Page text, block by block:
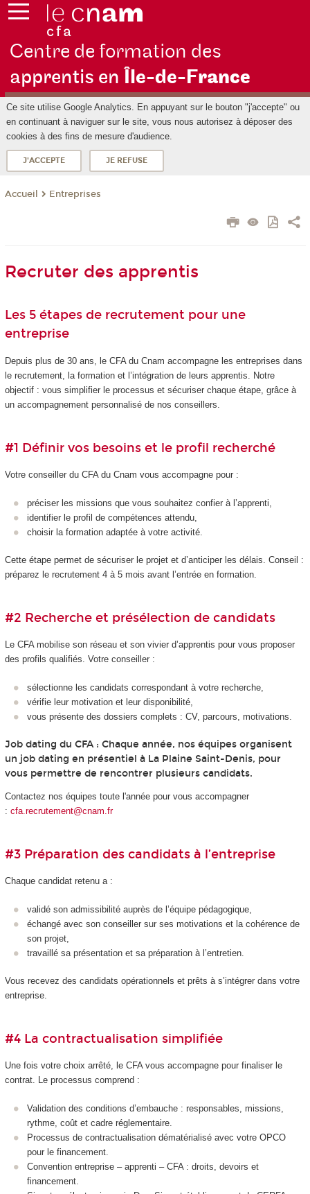
Centre de formation des
apprentis en Île-de-France
Ce site utilise Google Analytics. En appuyant sur le bouton "j'accepte" ou
en continuant à naviguer sur le site, vous nous autorisez à déposer des
cookies à des fins de mesure d'audience.
J'ACCEPTE JE REFUSE
Accueil Entreprises
Recruter des apprentis
Les 5 étapes de recrutement pour une
entreprise
Depuis plus de 30 ans, le CFA du Cnam accompagne les entreprises dans
le recrutement, la formation et l’intégration de leurs apprentis. Notre
objectif : vous simplifier le processus et sécuriser chaque étape, grâce à
un accompagnement personnalisé de nos conseillers.
#1 Définir vos besoins et le profil recherché
Votre conseiller du CFA du Cnam vous accompagne pour :
préciser les missions que vous souhaitez confier à l’apprenti,
identifier le profil de compétences attendu,
choisir la formation adaptée à votre activité.
Cette étape permet de sécuriser le projet et d’anticiper les délais. Conseil :
préparez le recrutement 4 à 5 mois avant l’entrée en formation.
#2 Recherche et présélection de candidats
Le CFA mobilise son réseau et son vivier d’apprentis pour vous proposer
des profils qualifiés. Votre conseiller :
sélectionne les candidats correspondant à votre recherche,
vérifie leur motivation et leur disponibilité,
vous présente des dossiers complets : CV, parcours, motivations.
Job dating du CFA : Chaque année, nos équipes organisent
un job dating en présentiel à La Plaine Saint-Denis, pour
vous permettre de rencontrer plusieurs candidats.
Contactez nos équipes toute l'année pour vous accompagner
: cfa.recrutement@cnam.fr
#3 Préparation des candidats à l’entreprise
Chaque candidat retenu a :
validé son admissibilité auprès de l’équipe pédagogique,
échangé avec son conseiller sur ses motivations et la cohérence de
son projet,
travaillé sa présentation et sa préparation à l’entretien.
Vous recevez des candidats opérationnels et prêts à s’intégrer dans votre
entreprise.
#4 La contractualisation simplifiée
Une fois votre choix arrêté, le CFA vous accompagne pour finaliser le
contrat. Le processus comprend :
Validation des conditions d’embauche : responsables, missions,
rythme, coût et cadre réglementaire.
Processus de contractualisation dématérialisé avec votre OPCO
pour le financement.
Convention entreprise – apprenti – CFA : droits, devoirs et
financement.